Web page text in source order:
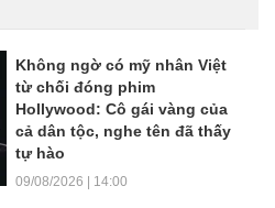
Không ngờ có mỹ nhân Việt
từ chối đóng phim
Hollywood: Cô gái vàng của
cả dân tộc, nghe tên đã thấy
tự hào
09/08/2026 | 14:00